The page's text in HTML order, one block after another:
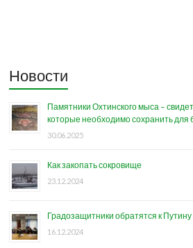
Новости
Памятники Охтинского мыса –
которые необходимо сохранить для
30.06.2025
Как закопать сокровище
23.12.2024
Градозащитники обратятся к Путину
16.12.2024